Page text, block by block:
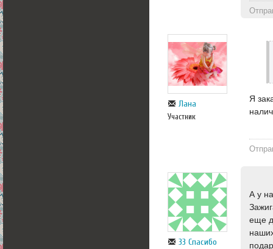
Лана
Участник
Я
33 Спасибо
А у
еще